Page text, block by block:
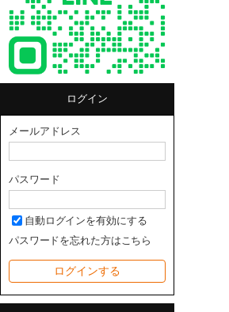
ログイン
メールアドレス
パスワード
自動ログインを有効にする
パスワードを忘れた方はこちら